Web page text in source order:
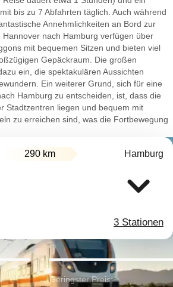
bis zu 7 Abfahrten täglich. Auch während
Annehmlichkeiten an Bord zur
nach Hamburg verfügen über
mit bequemen Sitzen und bieten viel
Gepäckraum. Die großen
ein, die spektakulären Aussichten
Ein weiterer Grund, sich für eine
Hamburg zu entscheiden, ist, dass die
Stadtzentren liegen und bequem mit
zu erreichen sind, was die Fortbewegung
290 km Hamburg
3 Stationen
Geringster Preis: